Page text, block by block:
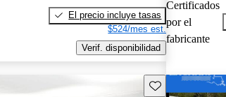
El precio incluye tasas
$524/mes est.
Verif. disponibilidad
Certificados
por el
fabricante
Guarda este Aviso